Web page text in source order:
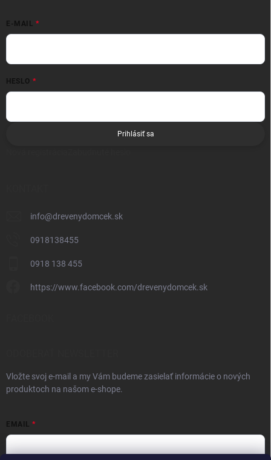
E-MAIL
HESLO
Prihlásiť sa
info@drevenydomcek.sk
0918138455
0918 138 455
https://www.facebook.com/drevenydomcek.sk
Vložte svoj e-mail a my Vám budeme zasielať informácie o nových
produktoch na našom e-shope.
EMAIL